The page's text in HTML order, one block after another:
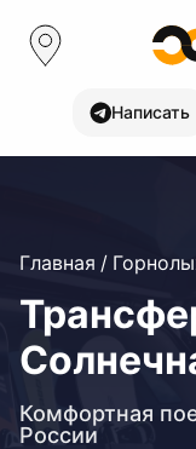
Написать
Главная /
Комфортная
России